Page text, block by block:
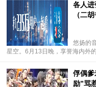
各人
（二
悠扬的
星空。6月13日晚，享誉海内外
俘偶
励”骂